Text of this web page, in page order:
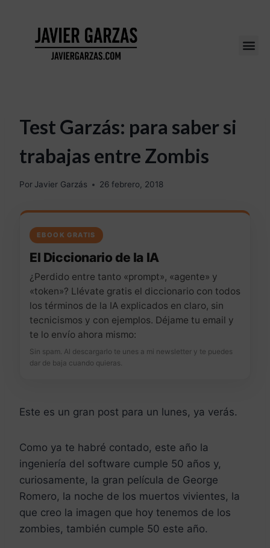
Test Garzás: para saber si
trabajas entre Zombis
Por Javier Garzás 26 febrero, 2018
EBOOK GRATIS
El Diccionario de la IA
¿Perdido entre tanto «prompt», «agente» y
«token»? Llévate gratis el diccionario con todos
los términos de la IA explicados en claro, sin
tecnicismos y con ejemplos. Déjame tu email y
te lo envío ahora mismo:
Sin spam. Al descargarlo te unes a mi newsletter y te puedes
dar de baja cuando quieras.
Este es un gran post para un lunes, ya verás.
Como ya te habré contado, este año la
ingeniería del software cumple 50 años y,
curiosamente, la gran película de George
Romero, la noche de los muertos vivientes, la
que creo la imagen que hoy tenemos de los
zombies, también cumple 50 este año.